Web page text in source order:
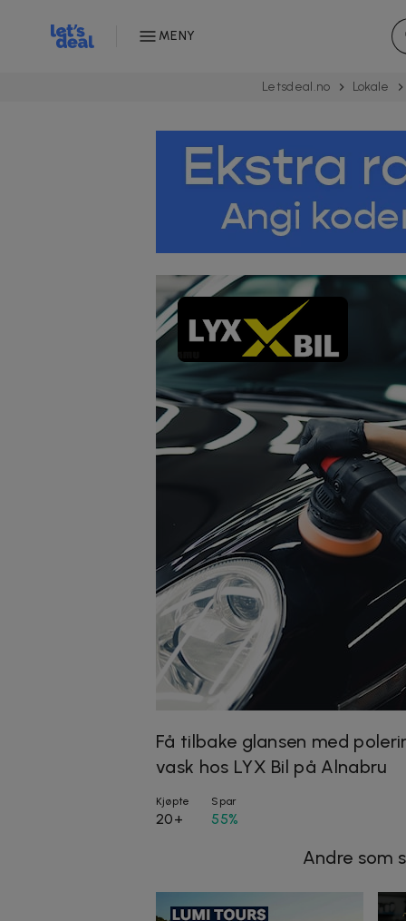
MENY
Letsdeal.no Lokale
Få tilbake glansen med
vask hos LYX Bil på Alnabru
Kjøpte
20+
Spar
55%
Andre som